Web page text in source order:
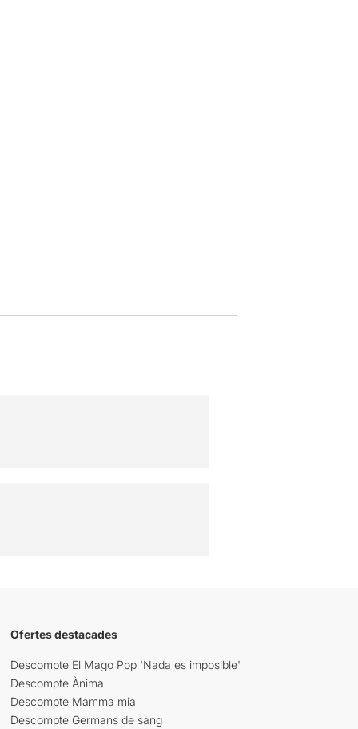
Ofertes destacades
Descompte El Mago Pop 'Nada es imposible'
Descompte Ànima
Descompte Mamma mia
Descompte Germans de sang